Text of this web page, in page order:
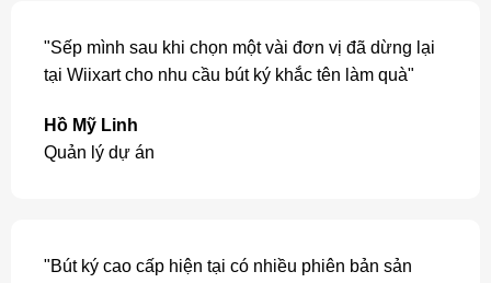
"Sếp mình sau khi chọn một vài đơn vị đã dừng lại
tại Wiixart cho nhu cầu bút ký khắc tên làm quà"
Hồ Mỹ Linh
Quản lý dự án
"Bút ký cao cấp hiện tại có nhiều phiên bản sản